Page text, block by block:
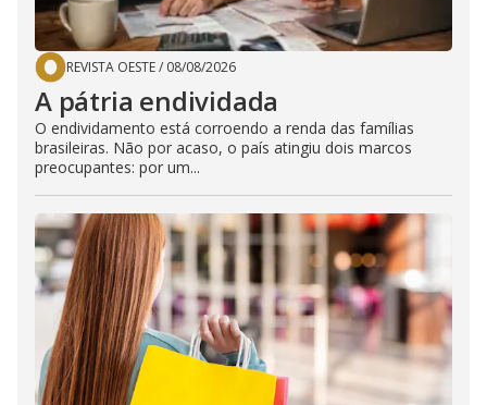
REVISTA OESTE/ 08/08/2026
A pátria endividada
O endividamento está corroendo a renda das famílias
brasileiras. Não por acaso, o país atingiu dois marcos
preocupantes: por um...